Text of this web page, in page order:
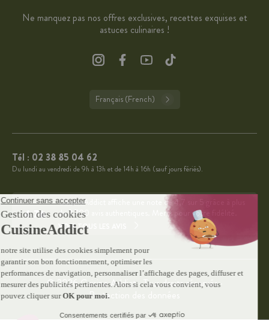
Ne manquez pas nos offres exclusives, recettes exquises et
astuces culinaires !
Français (French)
Tél : 02 38 85 04 62
Du lundi au vendredi de 9h à 13h et de 14h à 16h (sauf jours fériés).
4.7
CuisineAddict affiche une note de 4,7 sur 5 grâce à plus
de 3 700 avis authentiques. Merci pour votre fidélité.
VOIR TOUS LES AVIS
© 2026 Cuisine Addict · Tous droits réservés ·
Protection des données